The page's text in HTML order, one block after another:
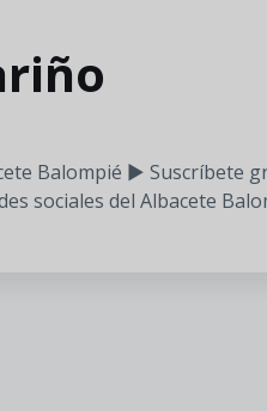
Balompié ▶️ Suscríbete
sociales del Albacete